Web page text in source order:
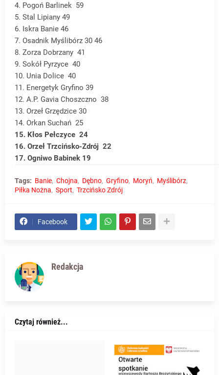
4. Pogoń Barlinek 59
5. Stal Lipiany 49
6. Iskra Banie 46
7. Osadnik Myślibórz 30 46
8. Zorza Dobrzany 41
9. Sokół Pyrzyce 40
10. Unia Dolice 40
11. Energetyk Gryfino 39
12. A.P. Gavia Choszczno 38
13. Orzeł Grzędzice 30
14. Orkan Suchań 25
15. Kłos Pełczyce 24
16. Orzeł Trzcińsko-Zdrój 22
17. Ogniwo Babinek 19
Tags: Banie Chojna Dębno Gryfino Moryń
Myślibórz
Piłka Nożna
Sport Trzcińsko Zdrój
Facebook
Redakcja
Czytaj również...